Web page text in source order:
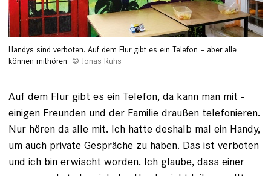
Handys sind verboten. Auf dem Flur gibt es ein Telefon – aber alle
können mithören
Jonas Ruhs
Auf dem Flur gibt es ein Telefon, da kann man mit ­
einigen Freunden und der Familie draußen telefonieren.
Nur hören da alle mit. Ich hatte deshalb mal ein Handy,
um auch private Gespräche zu haben. Das ist verboten
und ich bin erwischt worden. Ich glaube, dass einer